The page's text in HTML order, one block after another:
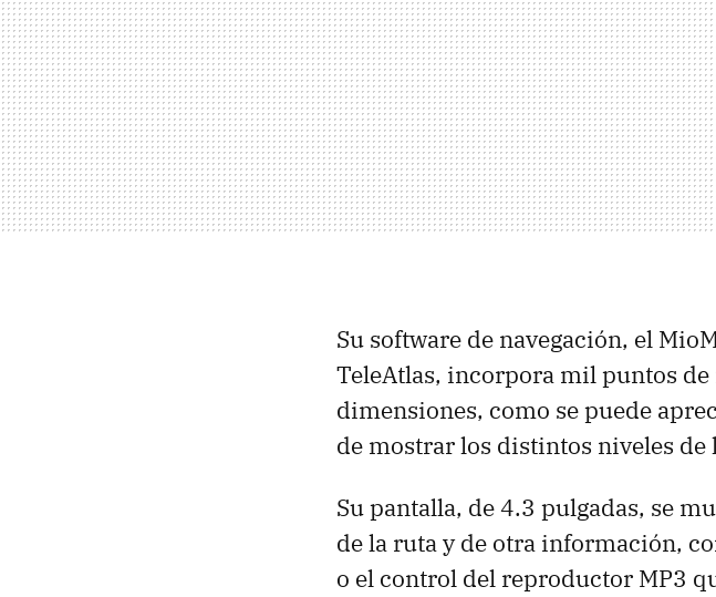
Su software de navegación, el
TeleAtlas, incorpora mil puntos
dimensiones, como se puede
de mostrar los distintos niveles de
Su pantalla, de 4.3 pulgadas, se
de la ruta y de otra información,
o el control del reproductor MP3